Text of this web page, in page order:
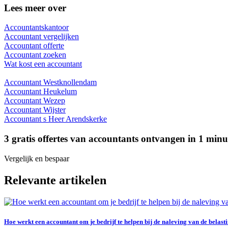
Lees meer over
Accountantskantoor
Accountant vergelijken
Accountant offerte
Accountant zoeken
Wat kost een accountant
Accountant Westknollendam
Accountant Heukelum
Accountant Wezep
Accountant Wijster
Accountant s Heer Arendskerke
3 gratis offertes van accountants ontvangen in 1
Vergelijk en bespaar
Relevante artikelen
Hoe werkt een accountant om je bedrijf te helpen bij de naleving van de